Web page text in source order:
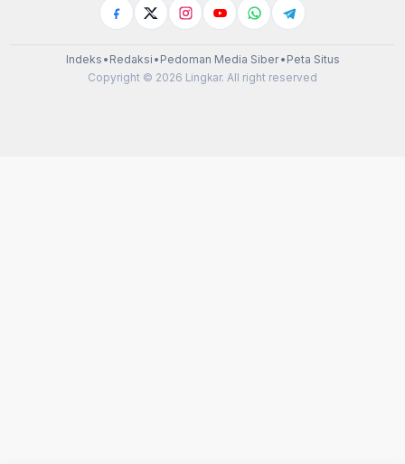
Indeks • Redaksi • Pedoman Media Siber• Peta Situs
Copyright © 2026 Lingkar. All right reserved